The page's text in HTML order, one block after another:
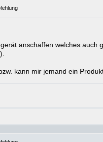
anschaffen welches
kann mir jemand ein